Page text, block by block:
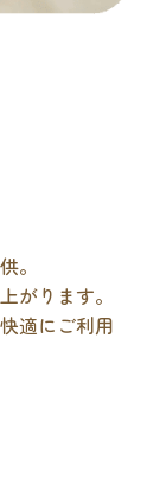
。
がります。
適にご利用